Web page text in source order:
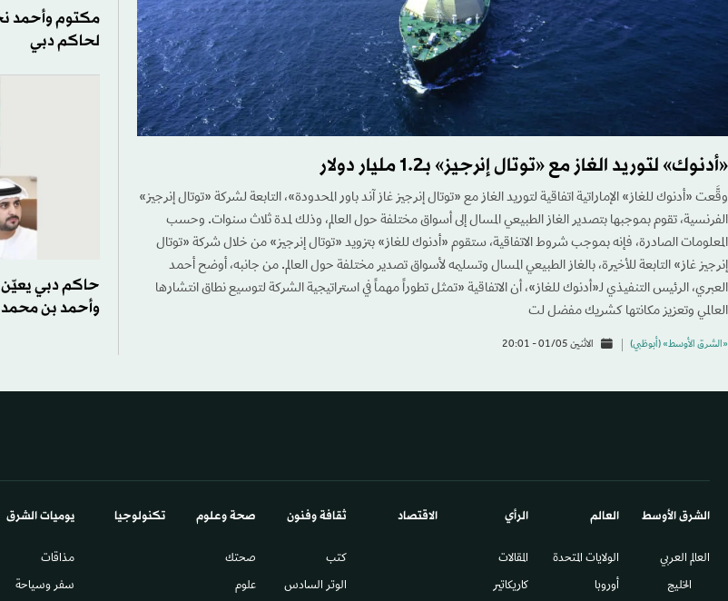
«أدنوك» لتوريد الغاز مع «توتال إنرجيز» بـ1.2 مليار دولار
وقَّعت «أدنوك للغاز» الإماراتية اتفاقية لتوريد الغاز مع «توتال إنرجيز غاز آند باور المحدودة»، التابعة لشركة «توتال إنرجيز»
الفرنسية، تقوم بموجبها بتصدير الغاز الطبيعي المسال إلى أسواق مختلفة حول العالم، وذلك لمدة ثلاث سنوات. وحسب
المعلومات الصادرة، فإنه بموجب شروط الاتفاقية، ستقوم «أدنوك للغاز» بتزويد «توتال إنرجيز» من خلال شركة «توتال
إنرجيز غاز» التابعة للأخيرة، بالغاز الطبيعي المسال وتسليمه لأسواق تصدير مختلفة حول العالم. من جانبه، أوضح أحمد
العبري، الرئيس التنفيذي لـ«أدنوك للغاز»، أن الاتفاقية «تمثل تطوراً مهماً في استراتيجية الشركة لتوسيع نطاق انتشارها
العالمي وتعزيز مكانتها كشريك مفضل لت
«الشرق الأوسط» (أبوظبي) الاثنين 01/05 - 20:01
مكتوم وأحمد
لحاكم دبي
حاكم دبي يعيّن
وأحمد بن محمد
الشرق الأوسط​
العالم العربي
الخليج
العالم
الولايات المتحدة
أوروبا
الرأي
المقالات
كاريكاتير
الاقتصاد ثقافة وفنون
كتب
الوتر السادس​
صحة وعلوم
صحتك
علوم
تكنولوجيا يوميات الشرق​
مذاقات
سفر وسياحة